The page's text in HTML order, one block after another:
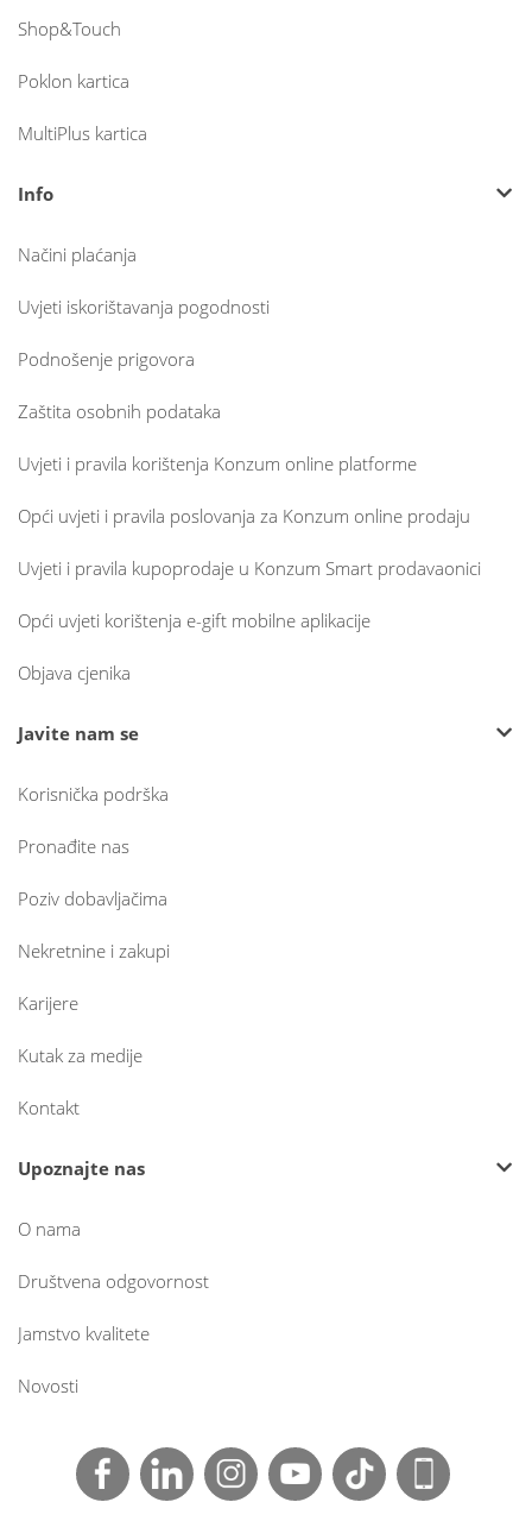
Shop&Touch
Poklon kartica
MultiPlus kartica
Info
Načini plaćanja
Uvjeti iskorištavanja pogodnosti
Podnošenje prigovora
Zaštita osobnih podataka
Uvjeti i pravila korištenja Konzum online platforme
Opći uvjeti i pravila poslovanja za Konzum online prodaju
Uvjeti i pravila kupoprodaje u Konzum Smart prodavaonici
Opći uvjeti korištenja e-gift mobilne aplikacije
Objava cjenika
Javite nam se
Korisnička podrška
Pronađite nas
Poziv dobavljačima
Nekretnine i zakupi
Karijere
Kutak za medije
Kontakt
Upoznajte nas
O nama
Društvena odgovornost
Jamstvo kvalitete
Novosti